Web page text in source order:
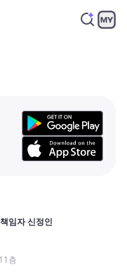
임자 신정인
층